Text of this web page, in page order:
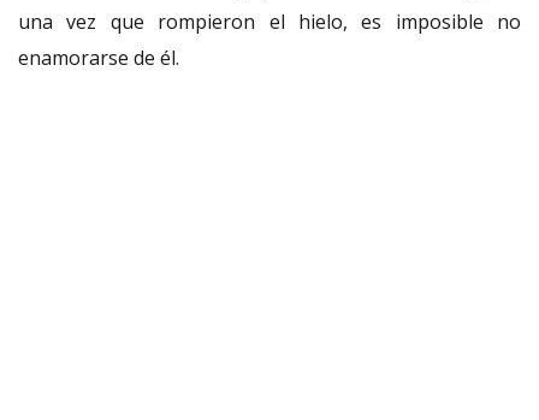
una vez que rompieron el hielo, es imposible no
enamorarse de él.